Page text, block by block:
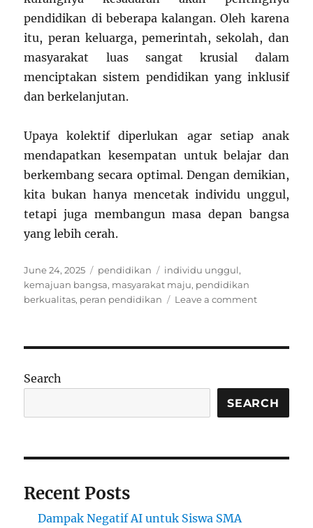
pendidikan di beberapa kalangan. Oleh karena
itu, peran keluarga, pemerintah, sekolah, dan
masyarakat luas sangat krusial dalam
menciptakan sistem pendidikan yang inklusif
dan berkelanjutan.
Upaya kolektif diperlukan agar setiap anak
mendapatkan kesempatan untuk belajar dan
berkembang secara optimal. Dengan demikian,
kita bukan hanya mencetak individu unggul,
tetapi juga membangun masa depan bangsa
yang lebih cerah.
Posted
on
June 24, 2025 Categories
pendidikan Tags
individu unggul,
kemajuan bangsa, masyarakat maju, pendidikan
berkualitas, peran pendidikan Leave a commenton
Berkualitas
dan
Masyarakat
Search
SEARCH
Recent Posts
Dampak Negatif AI untuk Siswa SMA